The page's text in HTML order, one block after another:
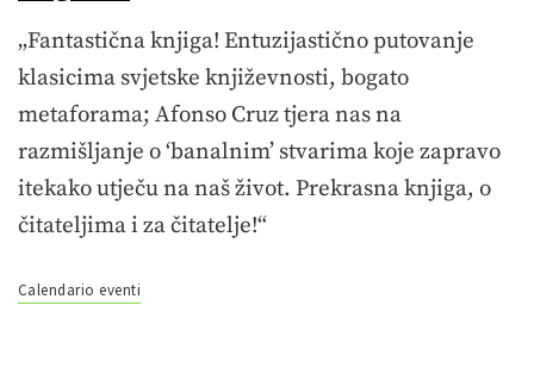
„Fantastična knjiga! Entuzijastično putovanje
klasicima svjetske književnosti, bogato
metaforama; Afonso Cruz tjera nas na
razmišljanje o ‘banalnim’ stvarima koje zapravo
itekako utječu na naš život. Prekrasna knjiga, o
čitateljima i za čitatelje!“
Calendario eventi